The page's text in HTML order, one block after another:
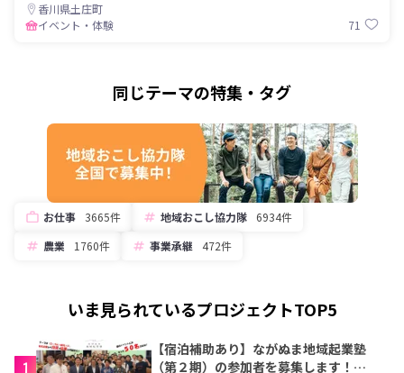
香川県土庄町
イベント・体験
71
同じテーマの特集・タグ
お仕事 3665件 地域おこし協力隊
6934件
農業
1760件 事業承継 472件
いま見られているプロジェクトTOP5
1
【宿泊補助あり】ながぬま地域起業塾
（第２期）の参加者を募集します！